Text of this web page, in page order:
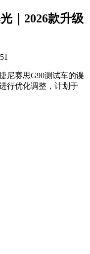
｜2026款升级
尼赛思G90测试车的谍
行优化调整，计划于